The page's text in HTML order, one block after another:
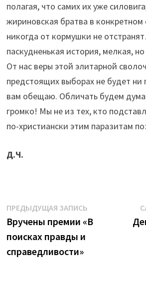
полагая, что самих их уже
жириновская братва в конкретном
никогда от кормушки не
паскудненькая история, мелкая,
От нас веры этой элитарной
предстоящих выборах не будет ни
вам обещаю. Обличать будем
громко! Мы не из тех, кто
по-христиански этим паразитам
Д.Ч.
Навигация
по
записям
ПРЕДЫДУЩАЯ ЗАПИСЬПредыдущая
запись:
Вручены премии «В
поисках правды и
справедливости»